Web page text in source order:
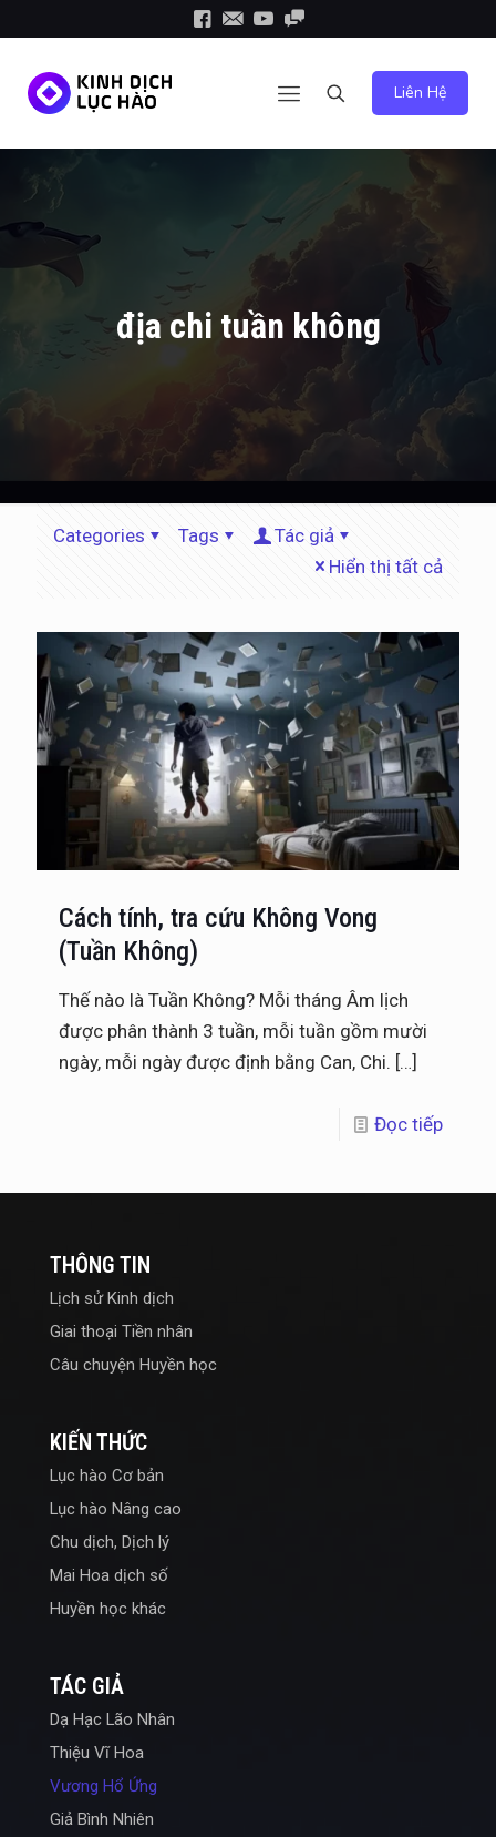
Liên Hệ
địa chi tuần không
Categories Tags
Tác giả
Hiển thị tất cả
Cách tính, tra cứu Không Vong
(Tuần Không)
Thế nào là Tuần Không? Mỗi tháng Âm lịch
được phân thành 3 tuần, mỗi tuần gồm mười
ngày, mỗi ngày được định bằng Can, Chi. […]
Đọc tiếp
THÔNG TIN
Lịch sử Kinh dịch
Giai thoại Tiền nhân
Câu chuyện Huyền học
KIẾN THỨC
Lục hào Cơ bản
Lục hào Nâng cao
Chu dịch, Dịch lý
Mai Hoa dịch số
Huyền học khác
TÁC GIẢ
Dạ Hạc Lão Nhân
Thiệu Vĩ Hoa
Vương Hổ Ứng
Giả Bình Nhiên